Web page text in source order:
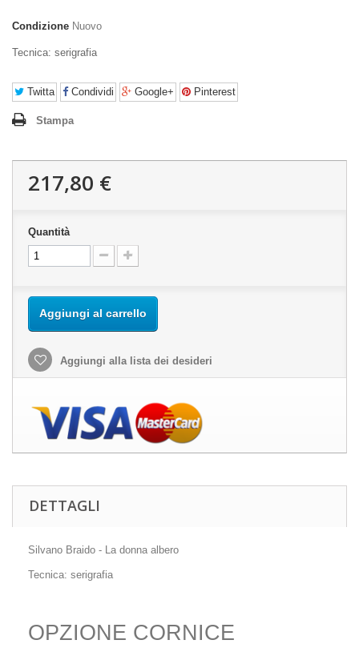
Condizione Nuovo
Tecnica: serigrafia
Twitta Condividi Google+ Pinterest
Stampa
217,80 €
Quantità
Aggiungi al carrello
Aggiungi alla lista dei desideri
DETTAGLI
Silvano Braido - La donna albero
Tecnica: serigrafia
OPZIONE CORNICE